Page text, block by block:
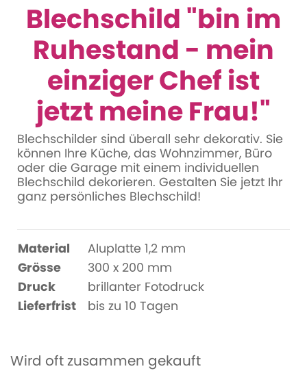
Blechschild "bin im
Ruhestand - mein
einziger Chef ist
jetzt meine Frau!"
Blechschilder sind überall sehr dekorativ. Sie
können Ihre Küche, das Wohnzimmer, Büro
oder die Garage mit einem individuellen
Blechschild dekorieren. Gestalten Sie jetzt Ihr
ganz persönliches Blechschild!
Material
Aluplatte 1,2 mm
Grösse
300 x 200 mm
Druck
brillanter Fotodruck
Lieferfrist
bis zu 10 Tagen
Wird oft zusammen gekauft